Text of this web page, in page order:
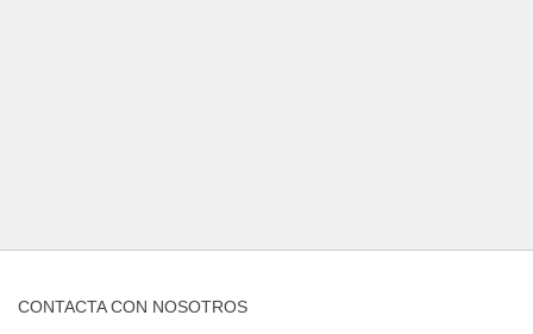
CONTACTA CON NOSOTROS